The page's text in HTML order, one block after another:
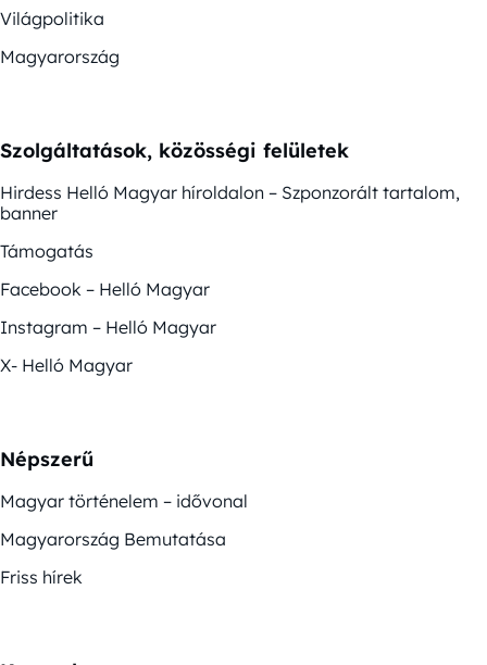
Világpolitika
Magyarország
Szolgáltatások, közösségi felületek
Hirdess Helló Magyar híroldalon – Szponzorált tartalom,
banner
Támogatás
Facebook – Helló Magyar
Instagram – Helló Magyar
X- Helló Magyar
Népszerű
Magyar történelem – idővonal
Magyarország Bemutatása
Friss hírek